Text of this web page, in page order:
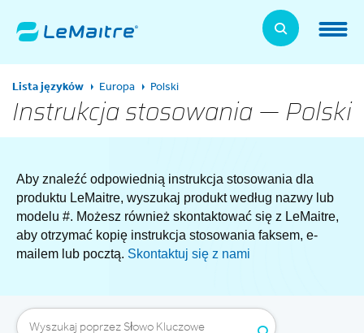
main
content
Products
Expand
Patients
Expand
About Us
Expand
News, Training, and Events
Expand
Supplier Relations
Expand
Lista języków Europa Polski
Instrukcja stosowania — Polski
Aby znaleźć odpowiednią instrukcja stosowania dla
produktu LeMaitre, wyszukaj produkt według nazwy lub
modelu #. Możesz również skontaktować się z LeMaitre,
aby otrzymać kopię instrukcja stosowania faksem, e-
mailem lub pocztą. Skontaktuj się z nami